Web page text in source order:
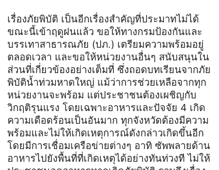
เรื่องภัยพิบัติ เป็นอีกเรื่องสำคัญที่ประมาทไม่ได้
ขณะนี้เข้าฤดูฝนแล้ว ขอให้ทางกรมป้องกันและ
บรรเทาสาธารณภัย (ปภ.) เตรียมความพร้อมอยู่
ตลอดเวลา และขอให้หน่วยงานอื่นๆ สนับสนุนใน
ส่วนที่เกี่ยวข้องอย่างเต็มที่ ซึ่งถอดบทเรียนจากภัย
พิบัติน้ำท่วมหาดใหญ่ แม้ว่าการช่วยเหลือจากทุก
หน่วยงานจะพร้อม แต่ประชาชนต้องเผชิญกับ
วิกฤติรุนแรง โดยเฉพาะอาหารและปัจจัย 4 เกิด
ความเดือดร้อนเป็นอันมาก ทุกจังหวัดต้องมีความ
พร้อมและไม่ให้เกิดเหตุการณ์ดังกล่าวเกิดขึ้นอีก
โดยมีการเชื่อมเครือข่ายต่างๆ อาทิ ซัพพลายด้าน
อาหารไปยังพื้นที่ที่เกิดเหตุได้อย่างทันท่วงที ไม่ให้